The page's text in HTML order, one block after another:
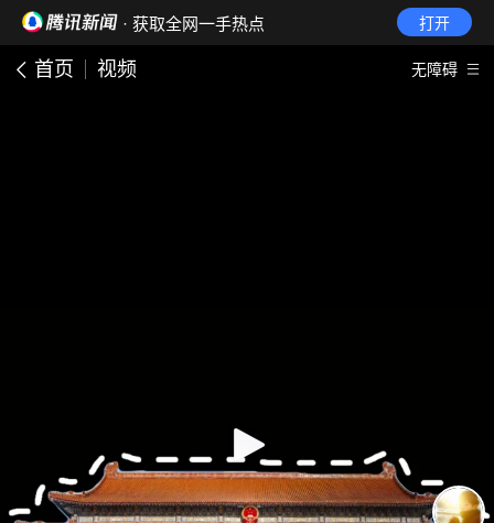
· 获取全网一手热点 打开
首页 视频 无障碍